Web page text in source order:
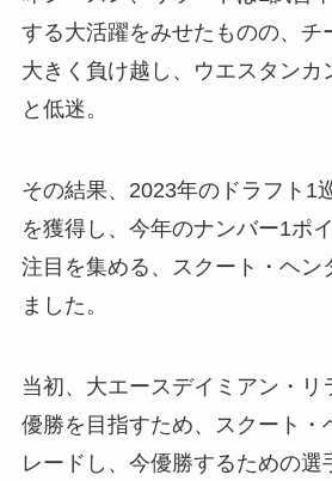
する大活躍をみせたものの、チ
大きく負け越し、ウエスタンカ
と低迷。
その結果、2023年のドラフト1
を獲得し、今年のナンバー1ポ
注目を集める、スクート・ヘン
ました。
当初、大エースデイミアン・リ
優勝を目指すため、スクート・
レードし、今優勝するための選